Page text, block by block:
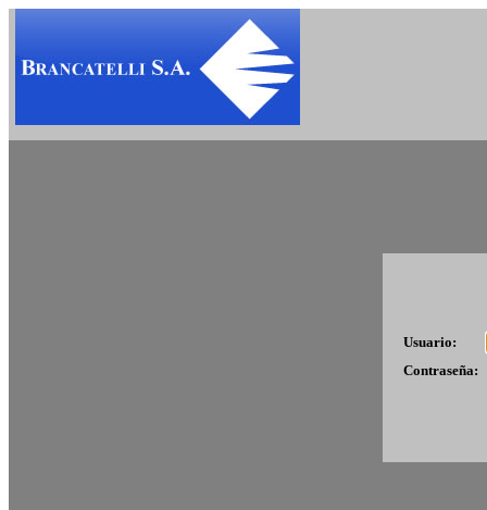
Usuario:
Contraseña: